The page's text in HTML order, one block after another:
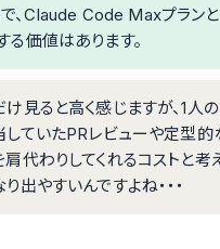
、Claude Code Maxプランと
価値はあります。
見ると高く感じますが、1人
していたPRレビューや定型
代わりしてくれるコストと考
出やすいんですよね・・・